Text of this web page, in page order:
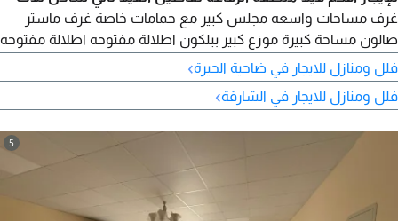
غرف مساحات واسعه مجلس كبير مع حمامات خاصة غرف ماستر
صالون مساحة كبيرة موزع كبير ببلكون اطلالة مفتوحه اطلالة مفتوحه
مطبخ تحضيري بالطابق العلوي 4 حمامات تشطيب حديث غرفة أ
ستور حوش مساحة واسعه موقف داخلي واسع موقف خارجي تكييف
سبليت صيانة ونظافة مجانيه تشطيب حديث سوبر لوكس تسهيلات
فلل ومنازل للايجار في ضاحية الحيرة›
فلل ومنازل للايجار في الشارقة›
5